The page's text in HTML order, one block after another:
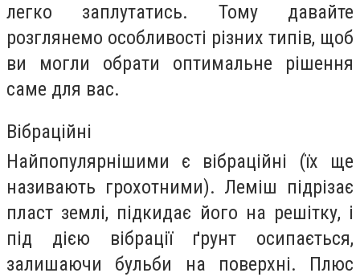
легко заплутатись. Тому давайте
розглянемо особливості різних типів, щоб
ви могли обрати оптимальне рішення
саме для вас.
Вібраційні
Найпопулярнішими є вібраційні (їх ще
називають грохотними). Леміш підрізає
пласт землі, підкидає його на решітку, і
під дією вібрації ґрунт осипається,
залишаючи бульби на поверхні. Плюс